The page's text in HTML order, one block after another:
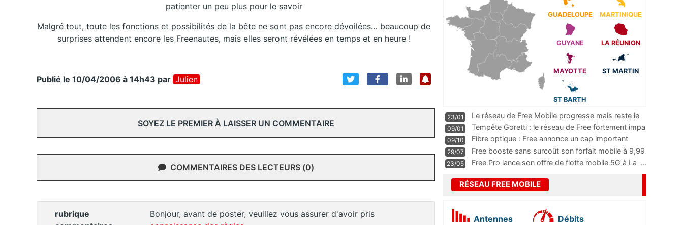
patienter un peu plus pour le savoir
Malgré tout, toute les fonctions et possibilités de la bête ne sont pas encore dévoilées… beaucoup de
surprises attendent encore les Freenautes, mais elles seront révélées en temps et en heure !
Publié le 10/04/2006 à 14h43 par Julien
SOYEZ LE PREMIER À LAISSER UN COMMENTAIRE
COMMENTAIRES DES LECTEURS (0)
rubrique
Bonjour, avant de poster, veuillez vous assurer d'avoir pris
GUADELOUPE MARTINIQUE
GUYANE LA RÉUNION
MAYOTTE ST MARTIN
ST BARTH
23/01
Le réseau de Free Mobile progresse mais reste le
m
...
09/01
Tempête Goretti : le réseau de Free fortement impa
09/10
Fibre optique : Free annonce un cap important
pass
...
29/07
Free booste sans surcoût son forfait mobile à 9,99
23/05 Free Pro lance son offre de flotte mobile 5G à La ...
RÉSEAU FREE MOBILE
Antennes Débits